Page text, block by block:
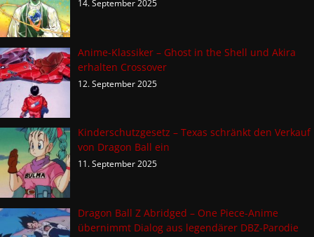
14. September 2025
Anime-Klassiker – Ghost in the Shell und Akira
erhalten Crossover
12. September 2025
Kinderschutzgesetz – Texas schränkt den Verkauf
von Dragon Ball ein
11. September 2025
Dragon Ball Z Abridged – One Piece-Anime
übernimmt Dialog aus legendärer DBZ-Parodie